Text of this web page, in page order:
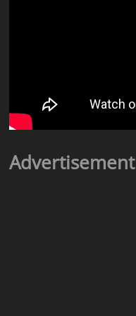
Advertisement